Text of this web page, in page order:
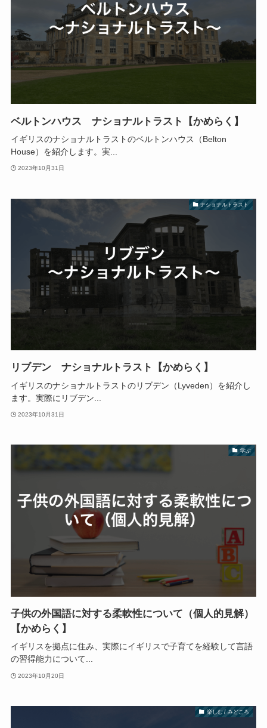
ベルトンハウス ナショナルトラスト【かめらく】
イギリスのナショナルトラストのベルトンハウス（Belton
House）を紹介します。実...
2023年10月31日
ナショナルトラスト
リブデン ナショナルトラスト【かめらく】
イギリスのナショナルトラストのリブデン（Lyveden）を紹介し
ます。実際にリブデン...
2023年10月31日
学ぶ
子供の外国語に対する柔軟性について（個人的見解）
【かめらく】
イギリスを拠点に住み、実際にイギリスで子育てを経験して言語
の習得能力について...
2023年10月20日
楽しむ / みどころ